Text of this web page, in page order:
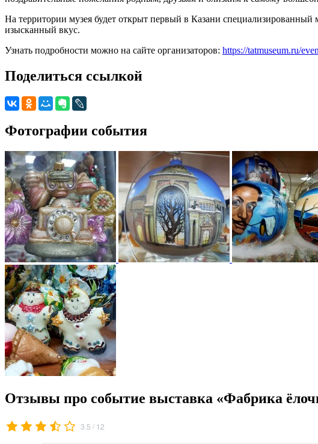
На территории музея будет открыт первый в Казани
изысканный вкус.
Узнать подробности можно на сайте организаторов: https://tatmuseum.ru/
Поделиться ссылкой
Фотографии события
Отзывы про событие выставка «Фабрика
3.5 / 12